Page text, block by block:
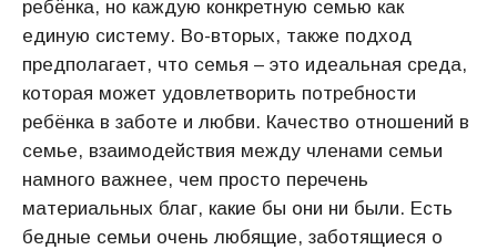
ребёнка, но каждую конкретную семью как
единую систему. Во-вторых, также подход
предполагает, что семья – это идеальная среда,
которая может удовлетворить потребности
ребёнка в заботе и любви. Качество отношений в
семье, взаимодействия между членами семьи
намного важнее, чем просто перечень
материальных благ, какие бы они ни были. Есть
бедные семьи очень любящие, заботящиеся о